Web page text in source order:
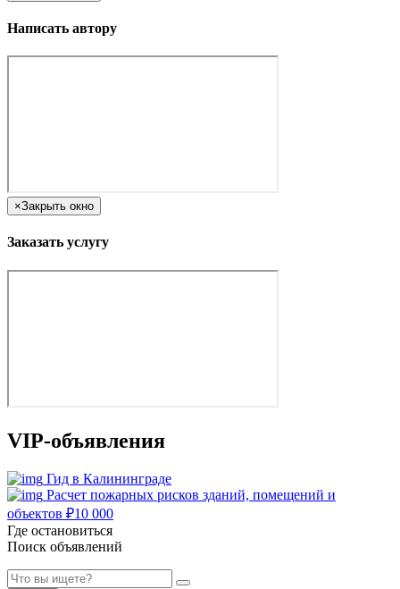
Написать автору
×Закрыть окно
Заказать услугу
VIP-объявления
Гид в Калининграде
Расчет пожарных рисков зданий, помещений и
объектов ₽10 000
Где остановиться
Поиск объявлений